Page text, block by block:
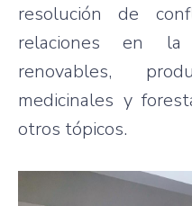
resolución de
relaciones en la
renovables,
medicinales y
otros tópicos.